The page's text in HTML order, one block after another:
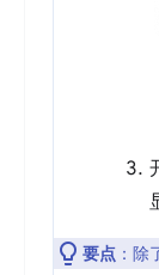
要点 ：除